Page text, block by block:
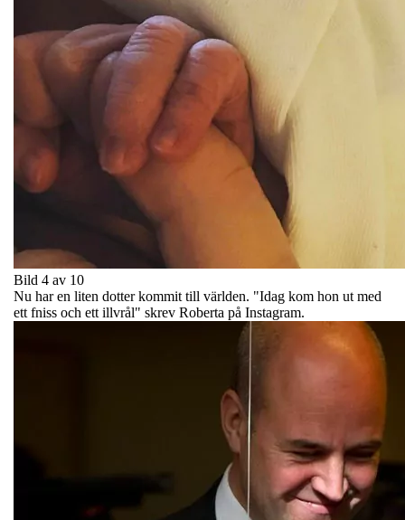
Bild 4 av 10
Nu har en liten dotter kommit till världen. "Idag kom hon ut med
ett fniss och ett illvrål" skrev Roberta på Instagram.